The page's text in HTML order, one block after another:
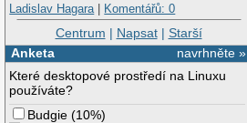
Ladislav Hagara| Komentářů: 0
Centrum | Napsat| Starší
navrhněte »
Anketa
Které desktopové prostředí na Linuxu
používáte?
Budgie (10%)